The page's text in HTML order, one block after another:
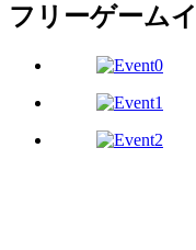
フリーゲーム